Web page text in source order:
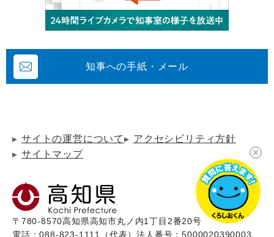
知事への手紙・メール
サイトの運営について
アクセシビリティ方針
サイトマップ
〒780-8570高知県高知市丸ノ内1丁目2番20号
電話：088-823-1111（代表）法人番号：5000020390003